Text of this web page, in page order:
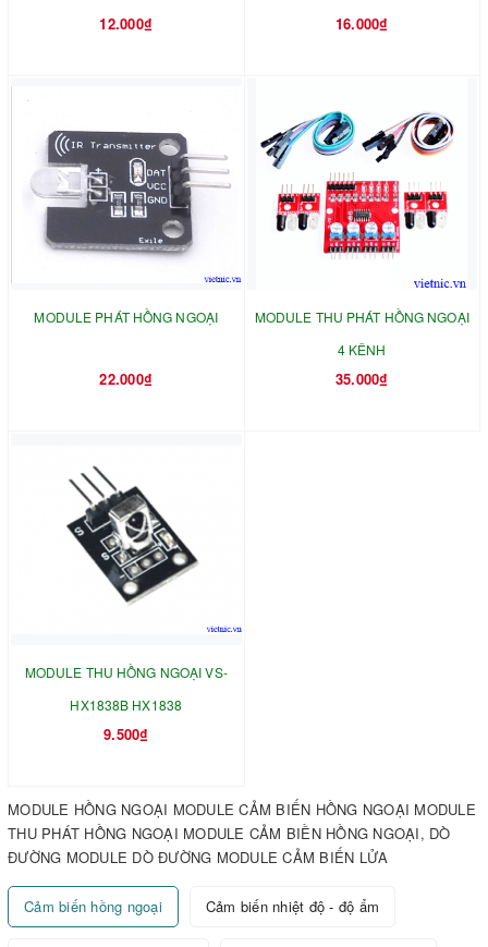
12.000₫ 16.000₫
MODULE PHÁT HỒNG NGOẠI
22.000₫
MODULE THU PHÁT HỒNG NGOẠI
4 KÊNH
35.000₫
MODULE THU HỒNG NGOẠI VS-
HX1838B HX1838
9.500₫
MODULE HỒNG NGOẠI MODULE CẢM BIẾN HỒNG NGOẠI MODULE
THU PHÁT HỒNG NGOẠI MODULE CẢM BIỀN HỒNG NGOẠI, DÒ
ĐƯỜNG MODULE DÒ ĐƯỜNG MODULE CẢM BIẾN LỬA
Cảm biến hồng ngoại Cảm biến nhiệt độ - độ ẩm